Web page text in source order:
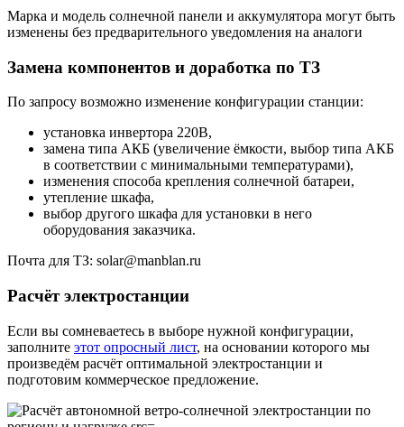
Марка и модель солнечной панели и аккумулятора могут быть
изменены без предварительного уведомления на аналоги
Замена компонентов и доработка по ТЗ
По запросу возможно изменение конфигурации станции:
установка инвертора 220В,
замена типа АКБ (увеличение ёмкости, выбор типа АКБ
в соответствии с минимальными температурами),
изменения способа крепления солнечной батареи,
утепление шкафа,
выбор другого шкафа для установки в него
оборудования заказчика.
Почта для ТЗ: solar@manblan.ru
Расчёт электростанции
Если вы сомневаетесь в выборе нужной конфигурации,
заполните этот опросный лист, на основании которого мы
произведём расчёт оптимальной электростанции и
подготовим коммерческое предложение.